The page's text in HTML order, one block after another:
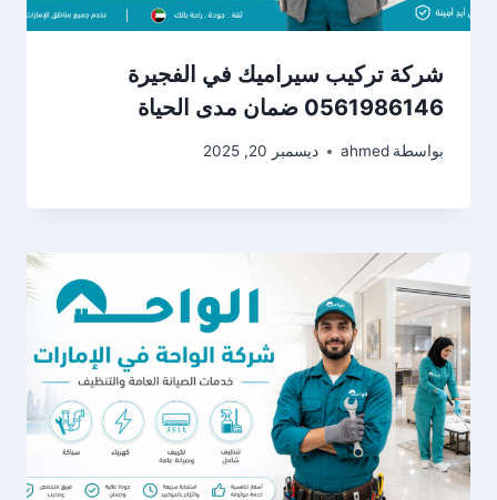
شركة تركيب سيراميك في الفجيرة
0561986146 ضمان مدى الحياة
بواسطة ahmed ديسمبر 20, 2025